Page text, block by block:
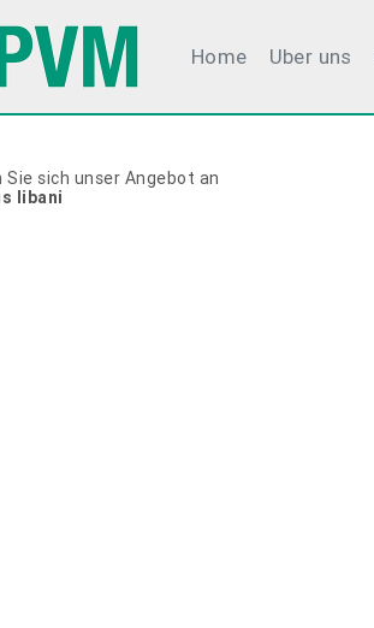
Home Uber uns
Sie sich unser Angebot an
libani